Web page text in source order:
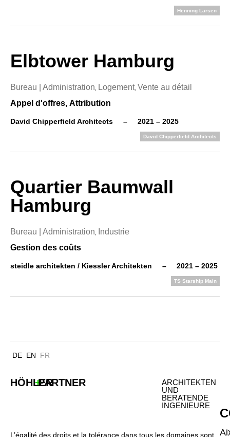
Henning Larsen
Elbtower Hamburg
Bureau | Administration Logement, Vente au détail
Appel d'offres, Attribution
David Chipperfield Architects – 2021 – 2025
David Chipperfield Architects
Quartier Baumwall
Hamburg
Bureau | Administration
Industrie
Gestion des coûts
steidle architekten / Kiessler Architekten – 2021 – 2025
TS Starship Main
DE EN FR
HÖHLER
+PARTNER
ARCHITEKTEN
UND
BERATENDE
INGENIEURE
L’égalité des droits et la tolérance dans tous les domaines sont